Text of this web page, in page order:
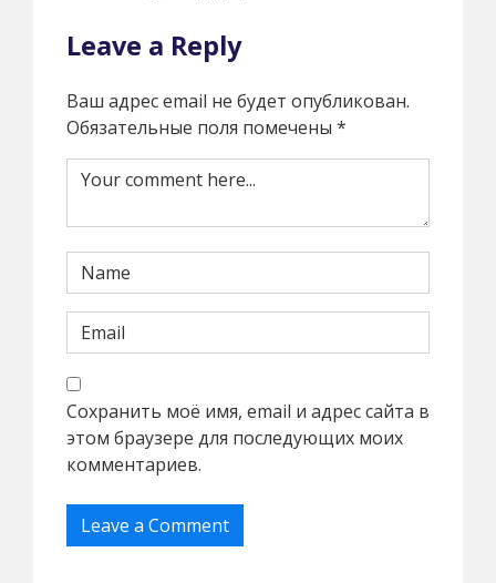
Leave a Reply
Ваш адрес email не будет опубликован.
Обязательные поля помечены *
Сохранить моё имя, email и адрес сайта в
этом браузере для последующих моих
комментариев.